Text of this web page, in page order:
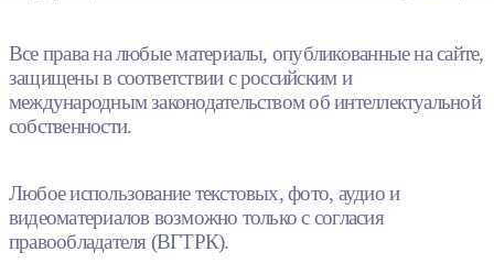
Все права на любые материалы, опубликованные на сайте,
защищены в соответствии с российским и
международным законодательством об интеллектуальной
собственности.
Любое использование текстовых, фото, аудио и
видеоматериалов возможно только с согласия
правообладателя (ВГТРК).